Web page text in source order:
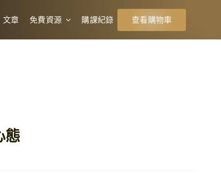
文章 免費資源 購課紀錄 查看購物車
態